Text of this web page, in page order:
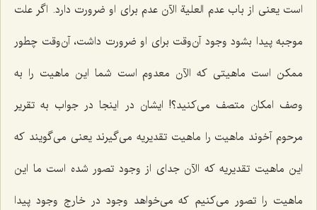
است یعنی از باب عدم العلیة الآن عدم برای او ضرورت دارد. اگر علت
موجبه پیدا بشود وجود آن‌وقت برای او ضرورت داشت، آن‌وقت چطور
ممکن است ماهیتی که الآن معدوم است شما این ماهیت را به
وصف امکان متصف می‌کنید؟! ایشان در اینجا در جواب به تقریر
مرحوم آخوند ماهیت را ماهیت تقدیریه می‌گیرند یعنی می‌گویند که
این ماهیت تقدیریه که الآن جدای از وجود تصور شده است ما این
ماهیت را تصور می‌کنیم که می‌خواهد وجود در خارج وجود پیدا